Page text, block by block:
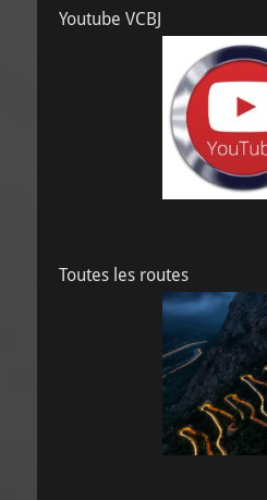
Youtube VCBJ
Toutes les routes